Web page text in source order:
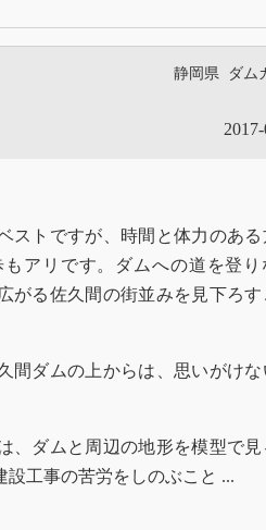
静岡県 ダム
ストですが、時間と体力のある
アリです。ダムへの道を登り
がる佐久間の街並みを見下ろす
間ダムの上からは、思いがけな
、ダムと周辺の地形を模型で見
工事の苦労をしのぶこと ...